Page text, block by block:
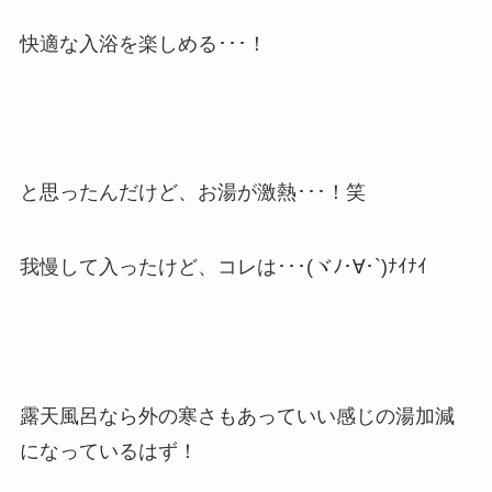
快適な入浴を楽しめる･･･！
と思ったんだけど、お湯が激熱･･･！笑
我慢して入ったけど、コレは･･･(ヾﾉ･∀･`)ﾅｲﾅｲ
露天風呂なら外の寒さもあっていい感じの湯加減
になっているはず！